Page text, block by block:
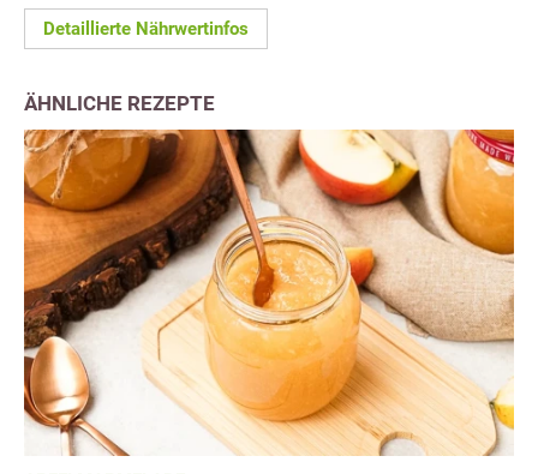
Detaillierte Nährwertinfos
ÄHNLICHE REZEPTE